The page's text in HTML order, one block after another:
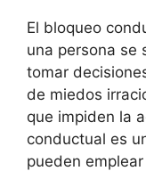
El bloqueo
una persona se
tomar
de miedos
que impiden la
conductual es
pueden